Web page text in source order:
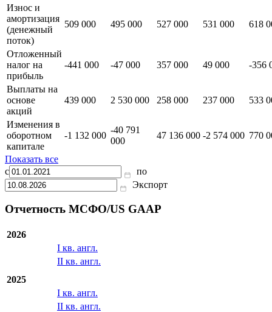
Износ и
амортизация
(денежный
поток)
509 000 495 000 527 000 531 000 618
Отложенный
налог на
прибыль
-441 000 -47 000 357 000 49 000 -356
Выплаты на
основе
акций
439 000 2 530 000 258 000 237 000 533
Изменения в
оборотном
капитале
-1 132 000
-40 791
000
47 136 000 -2 574 000 770
Показать все
с
по
Экспорт
Отчетность МСФО/US GAAP
2026
I кв. англ.
II кв. англ.
2025
I кв. англ.
II кв. англ.